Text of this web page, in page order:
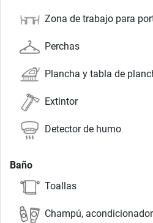
Zona de trabajo para
Perchas
Plancha y tabla de
Extintor
Detector de humo
Baño
Toallas
Champú,